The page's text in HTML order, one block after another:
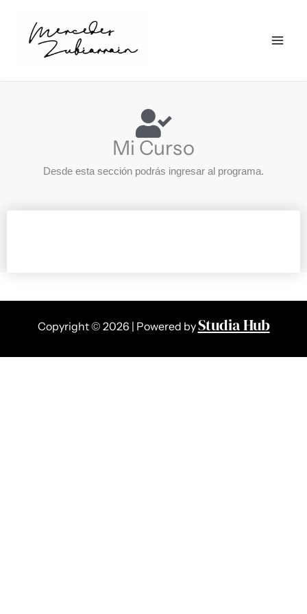
contenido
Mi Curso
Desde esta sección podrás ingresar al programa.
Copyright © 2026 | Powered byStudia Hub